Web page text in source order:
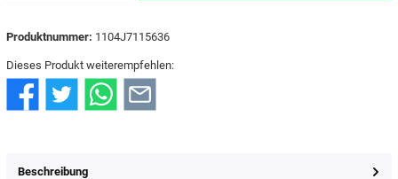
Produktnummer: 1104J7115636
Dieses Produkt weiterempfehlen:
Beschreibung